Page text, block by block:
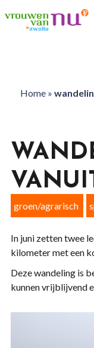
Home»
groen/agrarisch
In juni zetten twee
kilometer met een
Deze wandeling is
kunnen vrijblijvend